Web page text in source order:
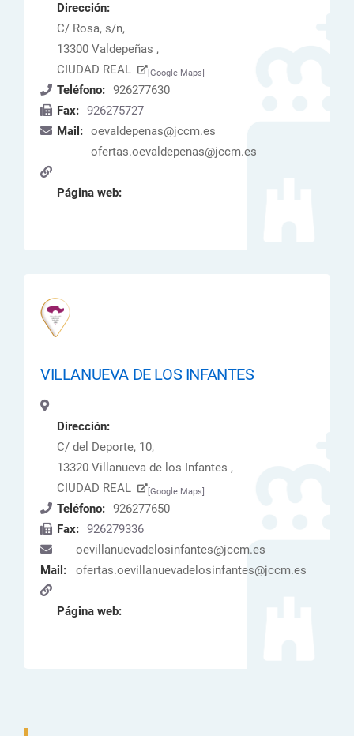
Dirección:
C/ Rosa, s/n,
13300 Valdepeñas ,
CIUDAD REAL
[Google Maps]
Teléfono: 926277630
Fax: 926275727
Mail: oevaldepenas@jccm.es
ofertas.oevaldepenas@jccm.es
Página web:
VILLANUEVA DE LOS INFANTES
Dirección:
C/ del Deporte, 10,
13320 Villanueva de los Infantes ,
CIUDAD REAL
[Google Maps]
Teléfono: 926277650
Fax: 926279336
Mail:
oevillanuevadelosinfantes@jccm.es
ofertas.oevillanuevadelosinfantes@jccm.es
Página web: